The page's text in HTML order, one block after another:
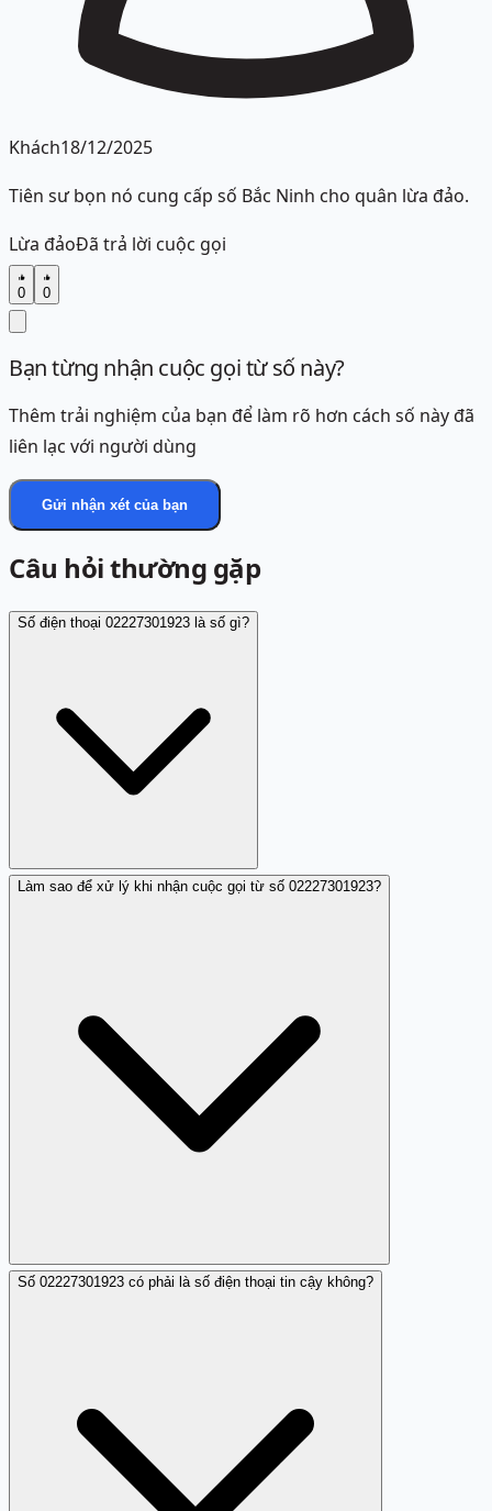
Khách18/12/2025
Tiên sư bọn nó cung cấp số Bắc Ninh cho quân lừa đảo.
Lừa đảoĐã trả lời cuộc gọi
0 0
Bạn từng nhận cuộc gọi từ số này?
Thêm trải nghiệm của bạn để làm rõ hơn cách số này đã
liên lạc với người dùng
Gửi nhận xét của bạn
Câu hỏi thường gặp
Số điện thoại 02227301923 là số gì?
Số điện thoại 02227301923 được người dùng đánh giá là
Làm sao để xử lý khi nhận cuộc gọi từ số 02227301923?
Không cung cấp bất kỳ thông tin cá nhân nào, không
Số 02227301923 có phải là số điện thoại tin cậy không?